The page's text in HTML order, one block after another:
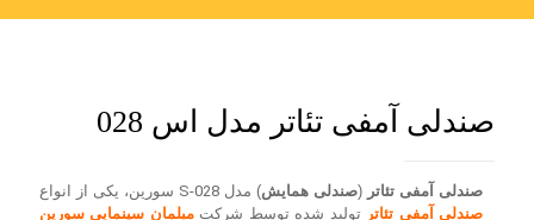
صندلی آمفی تئاتر مدل اس 028
صندلی آمفی تئاتر (صندلی همایش) مدل S-028 سورین، یکی از انواع
صندلی آمفی تئاتر تولید شده توسط شرکتمبلمان سینمایی سورین